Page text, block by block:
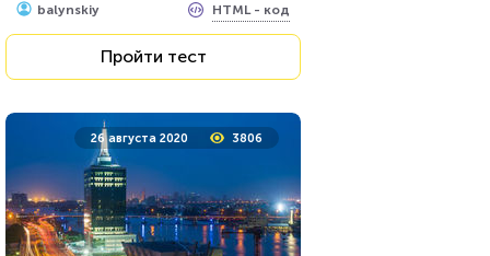
balynskiy HTML - код
Пройти тест
26 августа 2020 3806